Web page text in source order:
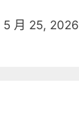
5 月 25, 2026